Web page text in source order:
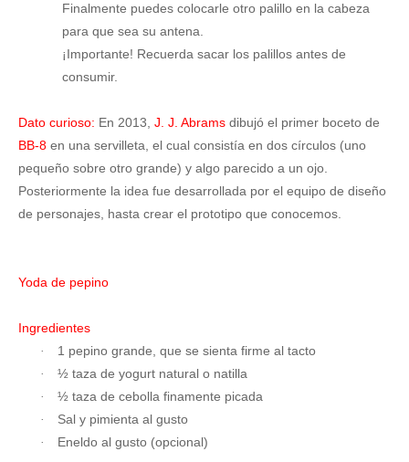
Finalmente puedes colocarle otro palillo en la cabeza
para que sea su antena.
¡Importante! Recuerda sacar los palillos antes de
consumir.
Dato curioso: En 2013, J. J. Abrams dibujó el primer boceto de
BB-8 en una servilleta, el cual consistía en dos círculos (uno
pequeño sobre otro grande) y algo parecido a un ojo.
Posteriormente la idea fue desarrollada por el equipo de diseño
de personajes, hasta crear el prototipo que conocemos.
Yoda de pepino
Ingredientes
· 1 pepino grande, que se sienta firme al tacto
· ½ taza de yogurt natural o natilla
· ½ taza de cebolla finamente picada
· Sal y pimienta al gusto
· Eneldo al gusto (opcional)